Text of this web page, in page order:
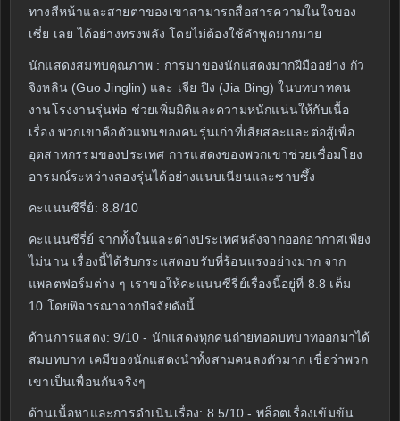
ทางสีหน้าและสายตาของเขาสามารถสื่อสารความในใจของ
เซี่ย เลย ได้อย่างทรงพลัง โดยไม่ต้องใช้คำพูดมากมาย
นักแสดงสมทบคุณภาพ : การมาของนักแสดงมากฝีมืออย่าง กัว
จิงหลิน (Guo Jinglin) และ เจีย ปิง (Jia Bing) ในบทบาทคน
งานโรงงานรุ่นพ่อ ช่วยเพิ่มมิติและความหนักแน่นให้กับเนื้อ
เรื่อง พวกเขาคือตัวแทนของคนรุ่นเก่าที่เสียสละและต่อสู้เพื่อ
อุตสาหกรรมของประเทศ การแสดงของพวกเขาช่วยเชื่อมโยง
อารมณ์ระหว่างสองรุ่นได้อย่างแนบเนียนและซาบซึ้ง
คะแนนซีรี่ย์: 8.8/10
คะแนนซีรี่ย์ จากทั้งในและต่างประเทศหลังจากออกอากาศเพียง
ไม่นาน เรื่องนี้ได้รับกระแสตอบรับที่ร้อนแรงอย่างมาก จาก
แพลตฟอร์มต่าง ๆ เราขอให้คะแนนซีรี่ย์เรื่องนี้อยู่ที่ 8.8 เต็ม
10 โดยพิจารณาจากปัจจัยดังนี้
ด้านการแสดง: 9/10 - นักแสดงทุกคนถ่ายทอดบทบาทออกมาได้
สมบทบาท เคมีของนักแสดงนำทั้งสามคนลงตัวมาก เชื่อว่าพวก
เขาเป็นเพื่อนกันจริงๆ
ด้านเนื้อหาและการดำเนินเรื่อง: 8.5/10 - พล็อตเรื่องเข้มข้น